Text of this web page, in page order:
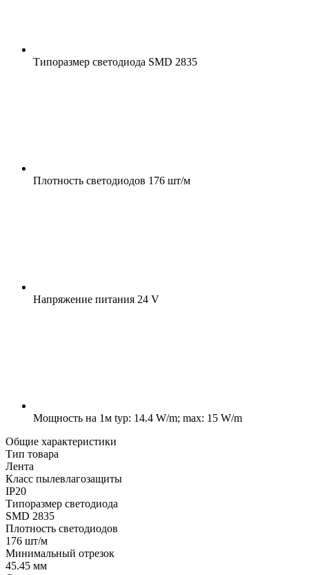
Типоразмер светодиода SMD 2835
Плотность светодиодов 176 шт/м
Напряжение питания 24 V
Мощность на 1м typ: 14.4 W/m; max: 15 W/m
Общие характеристики
Тип товара
Лента
Класс пылевлагозащиты
IP20
Типоразмер светодиода
SMD 2835
Плотность светодиодов
176 шт/м
Минимальный отрезок
45.45 мм